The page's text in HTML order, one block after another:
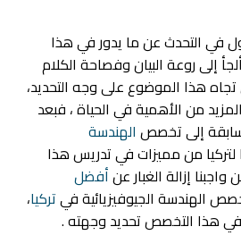
في التحدث عن ما يدور في هذا
إلى روعة البيان وفصاحة الكلام
تجاه هذا الموضوع على وجه التحديد،
من الأهمية في الحياة ، فبعد
إلى تخصص الهندسة
لتركيا من مميزات في تدريس هذا
إزالة الغبار عنأفضل
الهندسة الجيوفيزيائية فيتركيا،
في هذا التخصص تحديد وجهته .